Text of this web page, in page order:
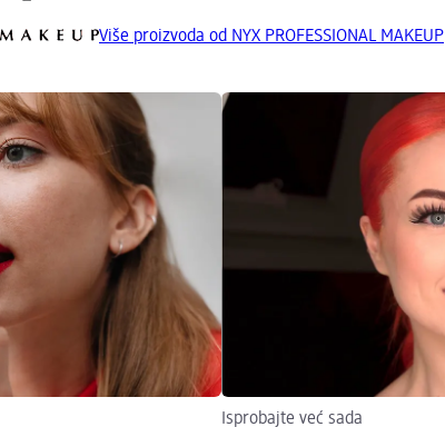
Više proizvoda od NYX PROFESSIONAL MAKEUP
Isprobajte već sada